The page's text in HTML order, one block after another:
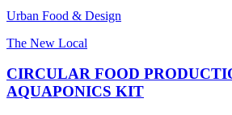
Urban Food & Design
The New Local
CIRCULAR FOOD
AQUAPONICS KIT